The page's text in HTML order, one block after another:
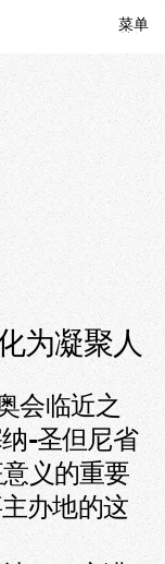
菜单
为凝聚人
会临近之
-圣但尼省
义的重要
办地的这